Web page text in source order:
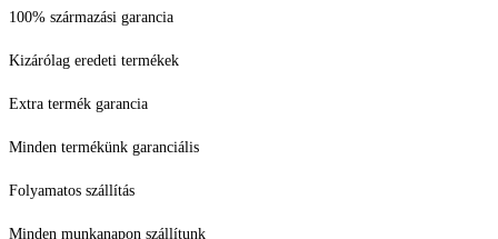
100% származási garancia
Kizárólag eredeti termékek
Extra termék garancia
Minden termékünk garanciális
Folyamatos szállítás
Minden munkanapon szállítunk